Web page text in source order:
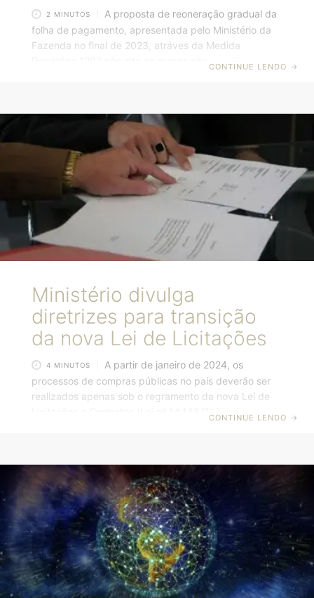
2 MINUTOS
A proposta de reoneração gradual da
folha de pagamento, apresentada pelo Ministério da
Fazenda no final de 2023, atráves da Medida
tributadas em 20% de contribuição previdenciária de
uma vez só. A nova medida provisória traz uma nova
lista com 42 atividades econômicas, e não mais
setores, sem citar
CONTINUE LENDO →
Ministério divulga
diretrizes para transição
da nova Lei de Licitações
4 MINUTOS
A partir de janeiro de 2024, os
processos de compras públicas no país deverão ser
realizados apenas sob o regramento da nova Lei de
(MGI) estabeleceu diretrizes a serem seguidas pelos
órgãos e entidades da União, estados e municípios.
As Leis nº 8.666/1993 e nº 10.520/2002 e os
dispositivos da Lei nº 12.462/2011, que até agora
regiam as licitações e os contratos públicos, serão
revogados em definitivo no próximo sábado, dia 30
de dezembro. A partir dessa data, o Compras.gov.br
estará configurado para receber
CONTINUE LENDO →